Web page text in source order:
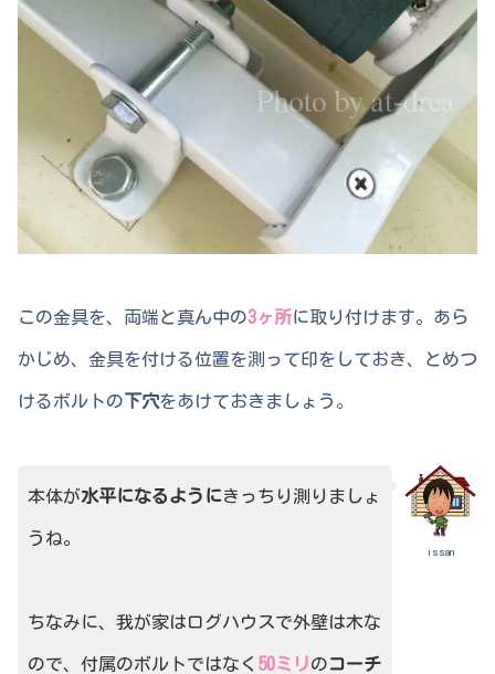
この金具を、両端と真ん中の3ヶ所に取り付けます。あら
かじめ、金具を付ける位置を測って印をしておき、とめつ
けるボルトの下穴をあけておきましょう。
issan
本体が水平になるようにきっちり測りましょ
うね。
ちなみに、我が家はログハウスで外壁は木な
ので、付属のボルトではなく 50ミリのコーチ